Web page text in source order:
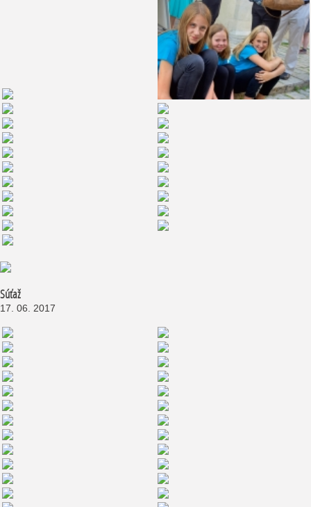
Súťaž
17. 06. 2017